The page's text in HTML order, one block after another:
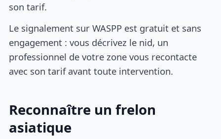
son tarif.
Le signalement sur WASPP est gratuit et sans
engagement : vous décrivez le nid, un
professionnel de votre zone vous recontacte
avec son tarif avant toute intervention.
Reconnaître un frelon
asiatique